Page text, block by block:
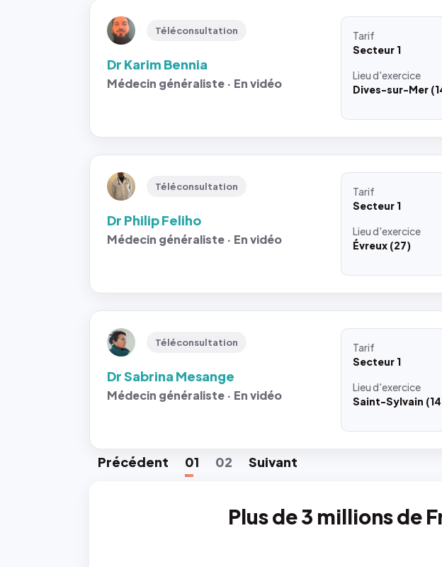
Téléconsultation
Dr Karim Bennia
Médecin généraliste · En vidéo
Tarif
Secteur 1
Lieud'exercice
Dives-sur-Mer
Téléconsultation
Dr Philip Feliho
Médecin généraliste · En vidéo
Tarif
Secteur 1
Lieud'exercice
Évreux (27)
Téléconsultation
Dr Sabrina Mesange
Médecin généraliste · En vidéo
Tarif
Secteur 1
Lieud'exercice
Saint-Sylvain
Précédent 01 02 Suivant
Plus de 3 millions de